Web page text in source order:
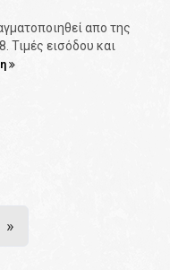
απο της
Τιμές εισόδου και
»